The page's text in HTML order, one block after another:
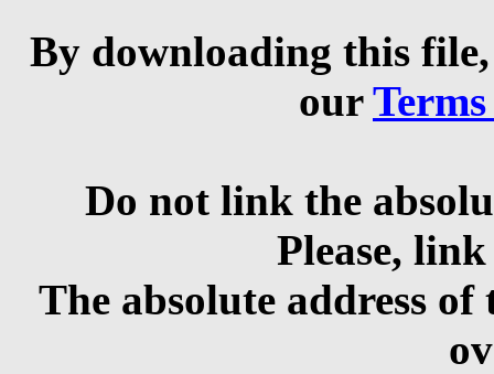
By downloading this
our
Do not link the
Please,
The absolute address